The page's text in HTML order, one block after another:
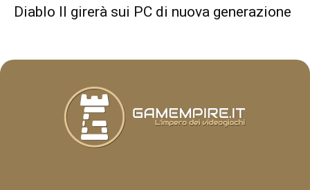
Diablo II girerà sui PC di nuova generazione